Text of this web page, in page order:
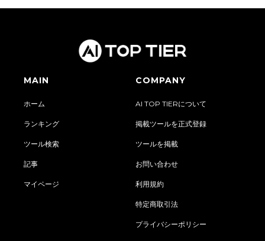
MAIN
ホーム
ランキング
ツール検索
記事
マイページ
COMPANY
AI TOP TIERについて
掲載ツールを正式登録
ツールを掲載
お問い合わせ
利用規約
特定商取引法
プライバシーポリシー